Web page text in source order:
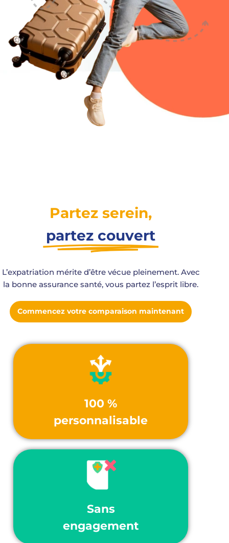
Partez serein,
partez couvert
L’expatriation mérite d’être vécue pleinement. Avec
la bonne assurance santé, vous partez l’esprit libre.
Commencez votre comparaison maintenant
100 %
personnalisable
Sans
engagement